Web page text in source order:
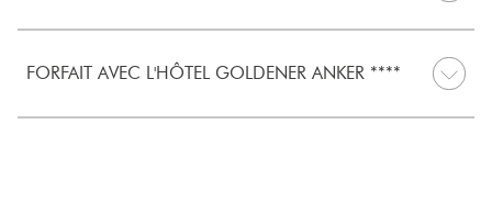
FORFAIT AVEC L'HÔTEL GOLDENER ANKER ****